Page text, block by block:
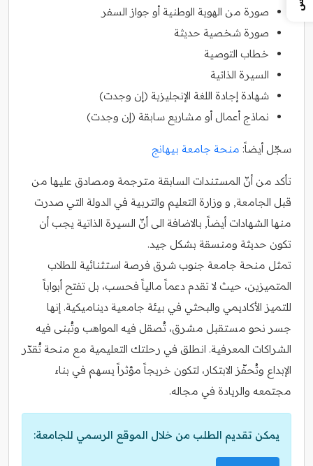
صورة من الهوية الوطنية أو جواز السفر
صورة شخصية حديثة
خطاب التوصية
السيرة الذاتية
شهادة إجادة اللغة الإنجليزية (إن وجدت)
نماذج أعمال أو مشاريع سابقة (إن وجدت)
سجّل أيضاً: منحة جامعة بيهانج
تأكد من أنّ المستندات السابقة مترجمة ومصادق عليها من
قبل الجامعة, و وزارة التعليم والتربية في الدولة التي صدرت
منها الشهادات أيضاً, بالاضافة الى أنّ السيرة الذاتية يجب أن
تكون حديثة ومنسقة بشكل جيد.
تمثل منحة جامعة جنوب شرق فرصة استثنائية للطلاب
المتميزين، حيث لا تقدم دعماً مالياً فحسب، بل تفتح أبواباً
للتميز الأكاديمي والبحثي في بيئة جامعية ديناميكية. إنها
جسر نحو مستقبل مشرق، تُصقل فيه المواهب وتُبنى فيه
الشراكات المعرفية. انطلق في رحلتك التعليمية مع منحة تُقدّر
الإبداع وتُحفّز الابتكار، لتكون خريجاً مؤثراً يسهم في بناء
مجتمعه والريادة في مجاله.
يمكن تقديم الطلب من خلال الموقع الرسمي للجامعة: